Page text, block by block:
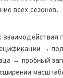
всех сезонов.
взаимодействия
→
→ пробный